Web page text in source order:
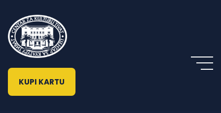
KUPI KARTU